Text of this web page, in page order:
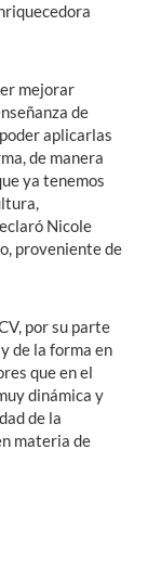
mejorar
de
aplicarlas
de manera
ya tenemos
Nicole
proveniente de
por su parte
de la forma en
que en el
dinámica y
de la
materia de